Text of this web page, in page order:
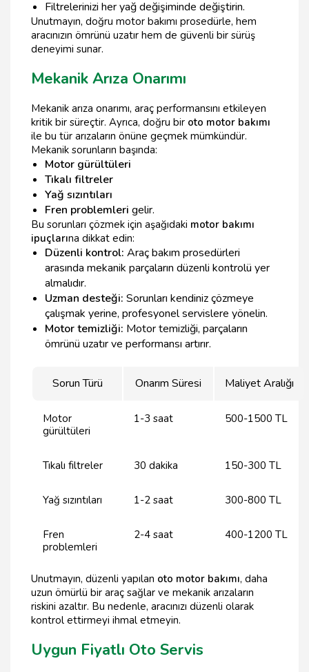
Filtrelerinizi her yağ değişiminde değiştirin.
Unutmayın, doğru motor bakımı prosedürle, hem
aracınızın ömrünü uzatır hem de güvenli bir sürüş
deneyimi sunar.
Mekanik Arıza Onarımı
Mekanik arıza onarımı, araç performansını etkileyen
kritik bir süreçtir. Ayrıca, doğru bir oto motor bakımı
ile bu tür arızaların önüne geçmek mümkündür.
Mekanik sorunların başında:
Motor gürültüleri
Tıkalı filtreler
Yağ sızıntıları
Fren problemleri gelir.
Bu sorunları çözmek için aşağıdaki motor bakımı
ipuçlarına dikkat edin:
Düzenli kontrol: Araç bakım prosedürleri
arasında mekanik parçaların düzenli kontrolü yer
almalıdır.
Uzman desteği: Sorunları kendiniz çözmeye
çalışmak yerine, profesyonel servislere yönelin.
Motor temizliği: Motor temizliği, parçaların
ömrünü uzatır ve performansı artırır.
Sorun Türü Onarım Süresi Maliyet Aralığı
Motor
gürültüleri
1-3 saat 500-1500 TL
Tıkalı filtreler 30 dakika 150-300 TL
Yağ sızıntıları 1-2 saat 300-800 TL
Fren
problemleri
2-4 saat 400-1200 TL
Unutmayın, düzenli yapılan oto motor bakımı, daha
uzun ömürlü bir araç sağlar ve mekanik arızaların
riskini azaltır. Bu nedenle, aracınızı düzenli olarak
kontrol ettirmeyi ihmal etmeyin.
Uygun Fiyatlı Oto Servis